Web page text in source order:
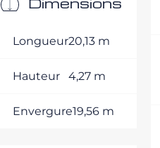
Longueur20,13 m
Hauteur 4,27 m
Envergure19,56 m